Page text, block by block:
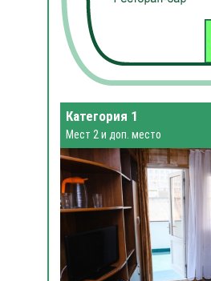
Категория 1
Мест 2 и доп. место